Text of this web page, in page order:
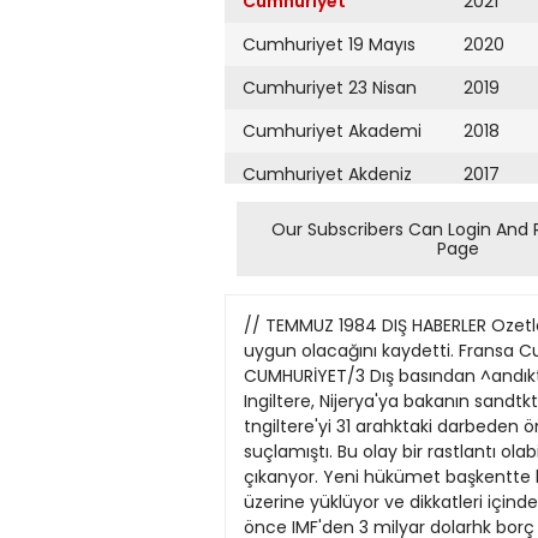
Cumhuriyet 19 Mayıs
Cumhuriyet 23 Nisan
Cumhuriyet Akademi
Cumhuriyet Akdeniz
Cumhuriyet Alışveriş
Cumhuriyet Ankara
Cumhuriyet Büyük
Taaruz
Cumhuriyet
Cumartesi
Cumhuriyet Çevre
2020
2019
2018
2017
2016
2015
2013
2011
2010
2009
Our Subscribers Can Login And
Page
// TEMMUZ 1984 DIŞ HABERLER Ozetle Afganlı Bakanların silah düellosu Hüseyin Ortadoğu içinABD'yi suçladı konferansın toplanmasının uygun olacağını kaydetti. Fransa Cumhurbaşkanı Mitterrand be, taraflann göruşme masasına oturmalan dileğinde bulundu. CUMHURİYET/3 Dış basından ^andıktaki Bakan" olayı "Sandıktaki Bakan " olayı zaten gergin olan IngiltereNijerya ilişkilerine tuz biberekti. Ingiltere, Nijerya'ya bakanın sandtkta ne aradığmı sordu, ama Nijerya olayda parmağı olmadığını söyledi. Üstelik bir süre önce Nijerya, tngiltere'yi 31 arahktaki darbeden önce iktidarda bulunan ve bugünkii ekonomik krizden sorumlu tuttuğu kişilere kucak açmakla suçlamıştı. Bu olay bir rastlantı olabilir mi? Bu tür olaylar gerçekte, Nijerya hükumetinin geçmişe yuklenme politikası guttüğünü açığa çıkanyor. Yeni hükümet başkentte bazı davalan sürdürmekle, içinde bulunduğu ekonomik krizin sorumluluğunu geçmiş yönetimin üzerine yüklüyor ve dikkatleri içinde bulunduğu ekonomik bunahmdan başka yöne çevîrmek istiyor. Nijerya'mn askeri hükümeti bir süre önce IMF'den 3 milyar dolarhk borç istemişti, ancak IMF'nin koştuğu şartlan kabul edılemez bulmuştu. Bu şartlar arasmda Nijerya parasının devalüe edümesi, ticaretin liberalize edilmesi, petrol sübvansiyonunun kaldınlması ve bazı tüketim maddelerine zam yapılması geliyordu. IMF'nin reçetesini kabul etmek, zaten ekonomik politikadan memnun olmayan halkm hoşnutsuzluğunu daha da arttıracaktı. Halen uygulanmakta olan sıkı para politikası ise olumlu sonuç vermiyor. Hükümet bu durumda basını susturma eğilimi içinde görüİüyor. Nitekim gecenlerde iki gazeteci hapse atıldı. Son komik kaçırma olayı da dunımu kurtarma çabalannm bir örneği. 7 Temmoz Arafat Cuellar ile görüştü AMMAN (Ajanslar) Ürdün Krah Hüseyin Ortadoğu'nun tarihinin en bunalımh dönemini yaşadığını belirterek, gerginlikAfganistan Savunma Bakanı ten tsrail ile Birleşik Amerika'Abdül Gadel'in, geçen hafta par yı sorumlu tuttu. tilçindeki aynlıklara itişkin bir Urdün'ü ziyaret eden Fransa tartışma sırasında Haberleşme Cumhurbaşkanı François MitBakanı Muhammed Watanjar'a terrand'm onuruna verdiği yeateş ederek yaraladığı öne sürül mekte konuşan Kral Hüseyin, dü. Kimliklerinin açıklanmasmı Ortadoğu'daki gerginüğe tsraiTistamyen Baüh diphmattar, Ikf in saldıfgantutumunun neden olbakarun bir siyasi tartışma svra duğunu savundu. Ürdün Kralı sında birbirlerine silah çekerek konuşmasında Birleşik Ameriateş açüklarmı ve Wauujar*m ya ka'ya da çatarak, ABD'nin tsraralanmasma karşm, Gadettnya il'e karşı